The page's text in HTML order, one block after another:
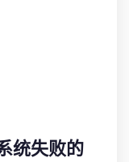
统失败的